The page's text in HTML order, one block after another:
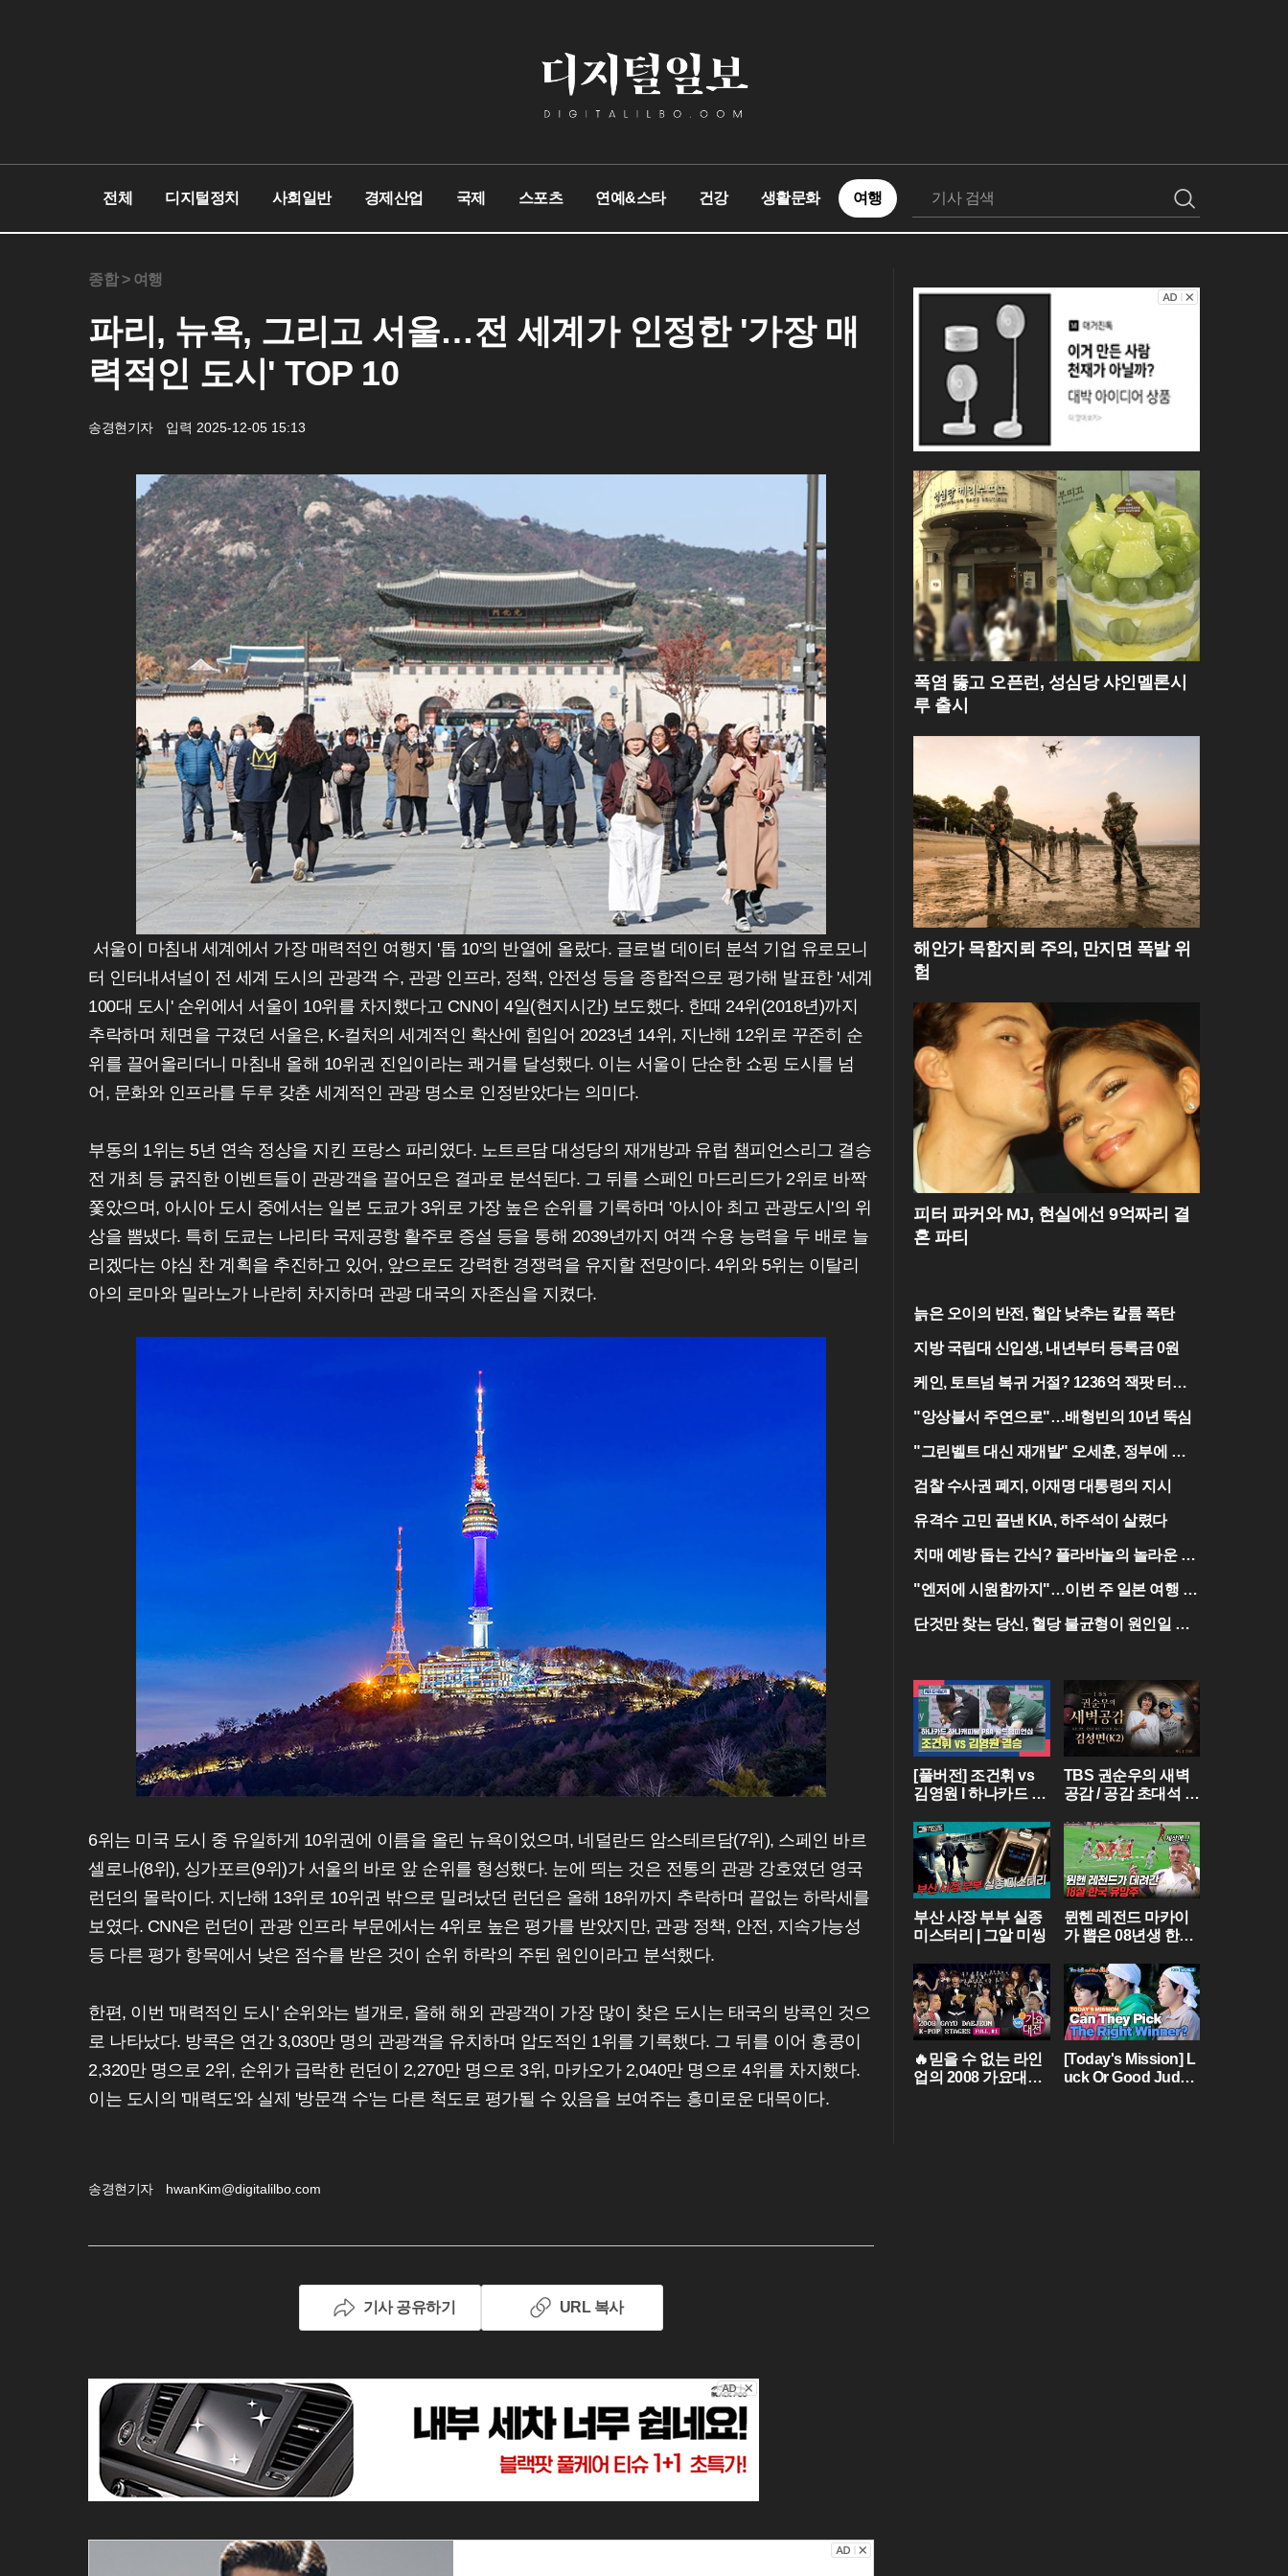
검
전체 디지털정치 사회일반 경제산업 국제 스포츠 연예&스타 건강 생활문화 여행
종합 > 여행
파리, 뉴욕, 그리고 서울…전 세계가 인정한 '가장 매
력적인 도시' TOP 10
송경현기자 입력 2025-12-05 15:13
서울이 마침내 세계에서 가장 매력적인 여행지 '톱 10'의 반열에 올랐다. 글로벌 데이터 분석 기업 유로모니
터 인터내셔널이 전 세계 도시의 관광객 수, 관광 인프라, 정책, 안전성 등을 종합적으로 평가해 발표한 '세계
100대 도시' 순위에서 서울이 10위를 차지했다고 CNN이 4일(현지시간) 보도했다. 한때 24위(2018년)까지
추락하며 체면을 구겼던 서울은, K-컬처의 세계적인 확산에 힘입어 2023년 14위, 지난해 12위로 꾸준히 순
위를 끌어올리더니 마침내 올해 10위권 진입이라는 쾌거를 달성했다. 이는 서울이 단순한 쇼핑 도시를 넘
어, 문화와 인프라를 두루 갖춘 세계적인 관광 명소로 인정받았다는 의미다.
부동의 1위는 5년 연속 정상을 지킨 프랑스 파리였다. 노트르담 대성당의 재개방과 유럽 챔피언스리그 결승
전 개최 등 굵직한 이벤트들이 관광객을 끌어모은 결과로 분석된다. 그 뒤를 스페인 마드리드가 2위로 바짝
쫓았으며, 아시아 도시 중에서는 일본 도쿄가 3위로 가장 높은 순위를 기록하며 '아시아 최고 관광도시'의 위
상을 뽐냈다. 특히 도쿄는 나리타 국제공항 활주로 증설 등을 통해 2039년까지 여객 수용 능력을 두 배로 늘
리겠다는 야심 찬 계획을 추진하고 있어, 앞으로도 강력한 경쟁력을 유지할 전망이다. 4위와 5위는 이탈리
아의 로마와 밀라노가 나란히 차지하며 관광 대국의 자존심을 지켰다.
6위는 미국 도시 중 유일하게 10위권에 이름을 올린 뉴욕이었으며, 네덜란드 암스테르담(7위), 스페인 바르
셀로나(8위), 싱가포르(9위)가 서울의 바로 앞 순위를 형성했다. 눈에 띄는 것은 전통의 관광 강호였던 영국
런던의 몰락이다. 지난해 13위로 10위권 밖으로 밀려났던 런던은 올해 18위까지 추락하며 끝없는 하락세를
보였다. CNN은 런던이 관광 인프라 부문에서는 4위로 높은 평가를 받았지만, 관광 정책, 안전, 지속가능성
등 다른 평가 항목에서 낮은 점수를 받은 것이 순위 하락의 주된 원인이라고 분석했다.
한편, 이번 '매력적인 도시' 순위와는 별개로, 올해 해외 관광객이 가장 많이 찾은 도시는 태국의 방콕인 것으
로 나타났다. 방콕은 연간 3,030만 명의 관광객을 유치하며 압도적인 1위를 기록했다. 그 뒤를 이어 홍콩이
2,320만 명으로 2위, 순위가 급락한 런던이 2,270만 명으로 3위, 마카오가 2,040만 명으로 4위를 차지했다.
이는 도시의 '매력도'와 실제 '방문객 수'는 다른 척도로 평가될 수 있음을 보여주는 흥미로운 대목이다.
송경현기자 hwanKim@digitalilbo.com
기사 공유하기 URL 복사
폭염 뚫고 오픈런, 성심당 샤인멜론시
루 출시
해안가 목함지뢰 주의, 만지면 폭발 위
험
피터 파커와 MJ, 현실에선 9억짜리 결
혼 파티
늙은 오이의 반전, 혈압 낮추는 칼륨 폭탄
지방 국립대 신입생, 내년부터 등록금 0원
케인, 토트넘 복귀 거절? 1236억 잭팟 터진
"앙상블서 주연으로"…배형빈의 10년 뚝심
"그린벨트 대신 재개발" 오세훈, 정부에 건
검찰 수사권 폐지, 이재명 대통령의 지시
유격수 고민 끝낸 KIA, 하주석이 살렸다
치매 예방 돕는 간식? 플라바놀의 놀라운 효
"엔저에 시원함까지"…이번 주 일본 여행 꿀
단것만 찾는 당신, 혈당 불균형이 원인일 수
[풀버전] 조건휘 vs
김영원 I 하나카드 하
챔피언십 결승 I 202
6.03.15 방송
TBS 권순우의 새벽
공감 / 공감 초대석 [
부산 사장 부부 실종
미스터리 | 그알 미씽
뮌헨 레전드 마카이
가 뽑은 08년생 한국
뮌헨에 한국인 선수
가 4명이라니...
🔥믿을 수 없는 라인
업의 2008 가요대전
[Today's Mission] L
uck Or Good Judg